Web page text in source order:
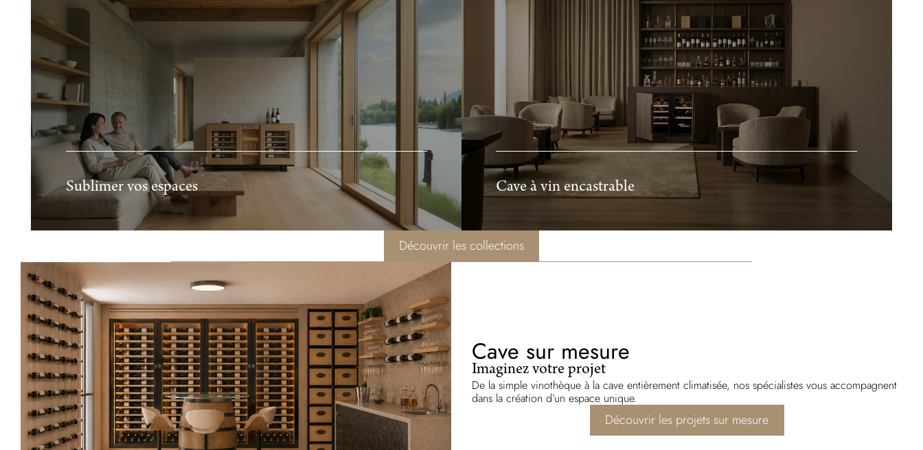
Sublimer vos espaces Cave à vin encastrable
Découvrir les collections
Cave sur mesure
Imaginez votre projet
De la simple vinothèque à la cave entièrement climatisée, nos spécialistes vous accompagnent
dans la création d’un espace unique.
Découvrir les projets sur mesure